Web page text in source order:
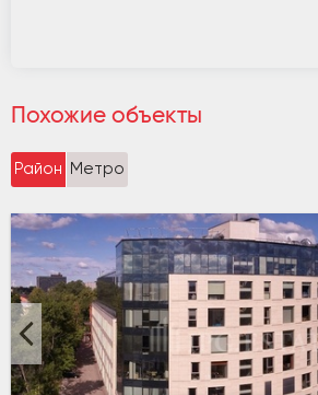
Похожие объекты
Район Метро